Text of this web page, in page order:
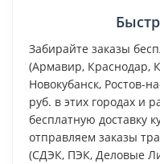
Забирайте заказы
(Армавир, Краснодар,
Новокубанск, Ростов-
руб. в этих городах и
бесплатную доставку
отправляем заказы
(СДЭК, ПЭК, Деловые